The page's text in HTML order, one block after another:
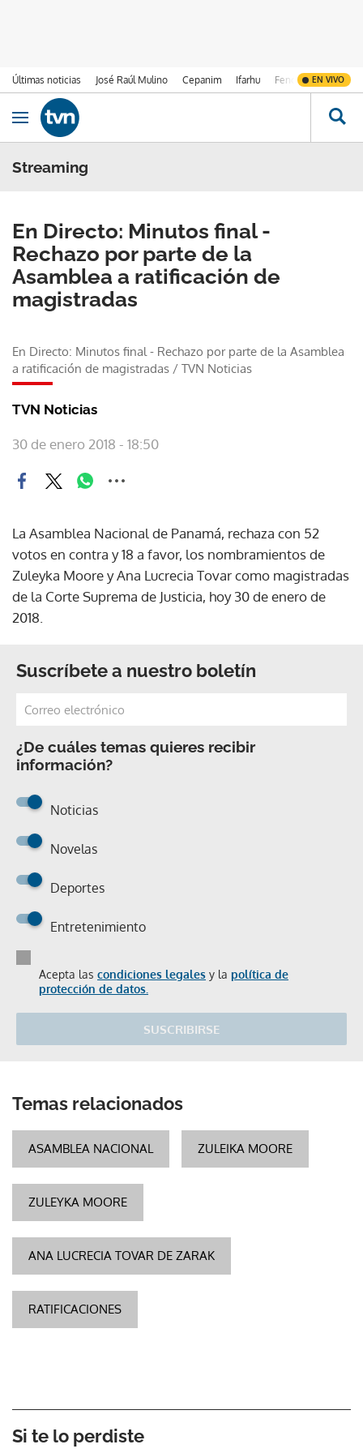
Últimas noticias José Raúl Mulino Cepanim Ifarhu Fenómeno de El
EN VIVO
Ir al contenido
Obrir navegació
Streaming
En Directo: Minutos final -
Rechazo por parte de la
Asamblea a ratificación de
magistradas
En Directo: Minutos final - Rechazo por parte de la Asamblea
a ratificación de magistradas / TVN Noticias
TVN Noticias
30 de enero 2018 - 18:50
La Asamblea Nacional de Panamá, rechaza con 52
votos en contra y 18 a favor, los nombramientos de
Zuleyka Moore y Ana Lucrecia Tovar como magistradas
de la Corte Suprema de Justicia, hoy 30 de enero de
2018.
Suscríbete a nuestro boletín
¿De cuáles temas quieres recibir
información?
Noticias
Novelas
Deportes
Entretenimiento
Acepta las condiciones legales y la política de
protección de datos.
SUSCRIBIRSE
Temas relacionados
ASAMBLEA NACIONAL ZULEIKA MOORE
ZULEYKA MOORE
ANA LUCRECIA TOVAR DE ZARAK
RATIFICACIONES
Si te lo perdiste